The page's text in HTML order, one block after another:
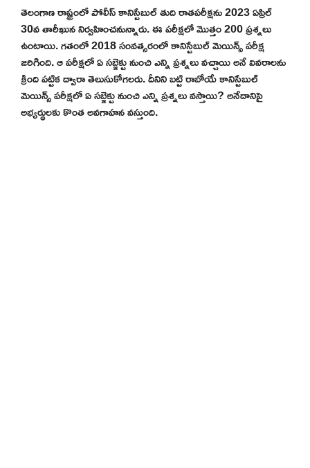
తెలంగాణ రాష్ట్రంలో పోలీస్ కానిస్టేబుల్ తుది రాతపరీక్షను 2023 ఏప్రిల్
30వ తారీఖున నిర్వహించనున్నారు. ఈ పరీక్షలో మొత్తం 200 ప్రశ్నలు
ఉంటాయి. గతంలో 2018 సంవత్సరంలో కానిస్టేబుల్ మెయిన్స్ పరీక్ష
జరిగింది. ఆ పరీక్షలో ఏ సబ్జెక్టు నుంచి ఎన్ని ప్రశ్నలు వచ్చాయి అనే వివరాలను
క్రింది పట్టిక ద్వారా తెలుసుకోగలరు. దీనిని బట్టి రాబోయే కానిస్టేబుల్
మెయిన్స్ పరీక్షలో ఏ సబ్జెక్టు నుంచి ఎన్ని ప్రశ్నలు వస్తాయి? అనేదానిపై
అభ్యర్థులకు కొంత అవగాహన వస్తుంది.